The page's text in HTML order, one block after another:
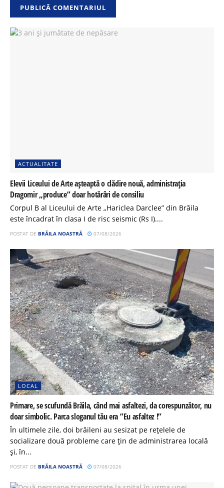
ACTUALITATE
Elevii Liceului de Arte așteaptă o clădire nouă, administrația
Dragomir „produce” doar hotărâri de consiliu
Corpul B al Liceului de Arte „Hariclea Darclee” din Brăila
este încadrat în clasa I de risc seismic (Rs I)....
POSTAT DE BRĂILA NOASTRĂ 07/08/2026
LOCAL
Primare, se scufundă Brăila, când mai asfaltezi, da corespunzător, nu
doar simbolic. Parca sloganul tău era ”Eu asfaltez !”
În ultimele zile, doi brăileni au sesizat pe rețelele de
socializare două probleme care țin de administrarea locală
și, în...
POSTAT DE BRĂILA NOASTRĂ 07/08/2026